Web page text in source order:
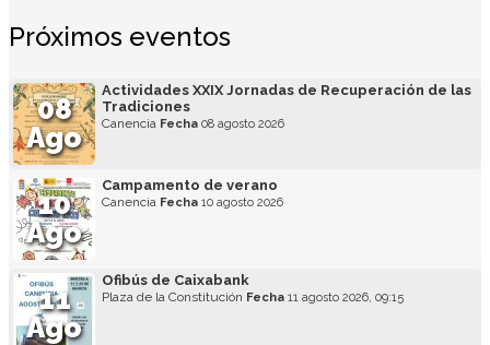
Próximos eventos
08
Ago
Actividades XXIX Jornadas de Recuperación de las
Tradiciones
Canencia Fecha 08 agosto 2026
10
Ago
Campamento de verano
Canencia Fecha 10 agosto 2026
11
Ago
Ofibús de Caixabank
Plaza de la Constitución Fecha 11 agosto 2026, 09:15